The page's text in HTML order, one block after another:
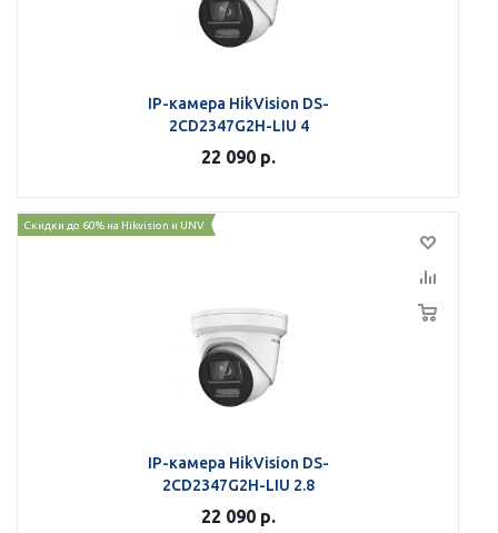
IP-камера HikVision DS-
2CD2347G2H-LIU 4
22 090 р.
Скидки до 60% на Hikvision и UNV
IP-камера HikVision DS-
2CD2347G2H-LIU 2.8
22 090 р.